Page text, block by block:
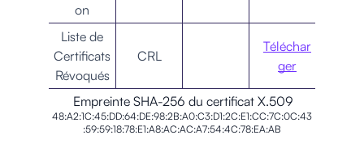
on
Liste de
Certificats
Révoqués
CRL
Téléchar
ger
Empreinte SHA-256 du certificat X.509
48:A2:1C:45:DD:64:DE:98:2B:A0:C3:D1:2C:E1:CC:7C:0C:43
:59:59:18:78:E1:A8:AC:AC:A7:54:4C:78:EA:AB